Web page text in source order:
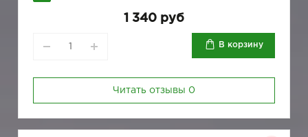
1 340 руб
В корзину
Читать отзывы 0